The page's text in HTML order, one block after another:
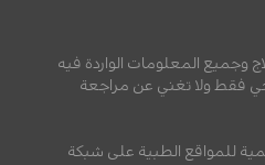
وجميع المعلومات الواردة فيه
فقط ولا تغني عن مراجعة
للمواقع الطبية على شبكة